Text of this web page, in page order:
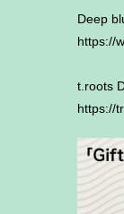
Deep
https://
t.roots
https://